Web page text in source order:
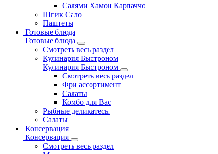
Салями Хамон Карпаччо
Шпик Сало
Паштеты
Готовые блюда
Готовые блюда
Смотреть весь раздел
Кулинария Быстроном
Кулинария Быстроном
Смотреть весь раздел
Фри ассортимент
Салаты
Комбо для Вас
Рыбные деликатесы
Салаты
Консервация
Консервация
Смотреть весь раздел